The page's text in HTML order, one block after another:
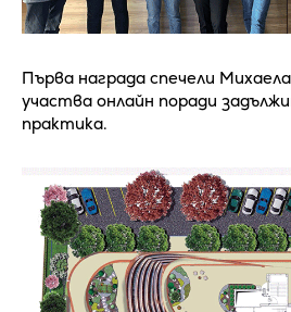
Първа награда спечели
участва онлайн поради
практика.